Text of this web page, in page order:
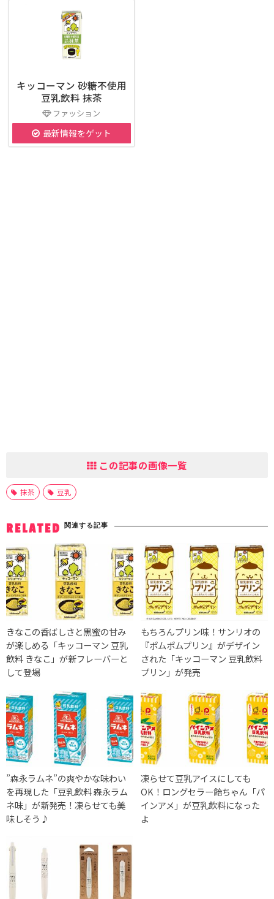
キッコーマン 砂糖不使用
豆乳飲料 抹茶
ファッション
最新情報をゲット
この記事の画像一覧
抹茶 豆乳
RELATED 関連する記事
きなこの香ばしさと黒蜜の甘み
が楽しめる「キッコーマン 豆乳
飲料 きなこ」が新フレーバーと
して登場
もちろんプリン味！サンリオの
『ポムポムプリン』がデザイン
された「キッコーマン 豆乳飲料
プリン」が発売
”森永ラムネ”の爽やかな味わい
を再現した「豆乳飲料 森永ラム
ネ味」が新発売！凍らせても美
味しそう♪
凍らせて豆乳アイスにしても
OK！ロングセラー飴ちゃん「パ
インアメ」が豆乳飲料になった
よ